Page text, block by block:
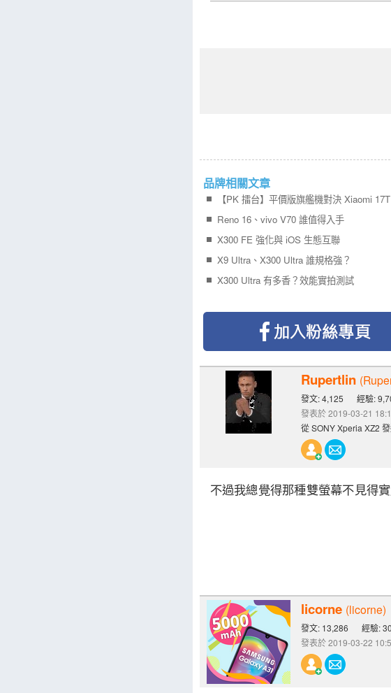
品牌相關文章
Reno 16、vivo V70 誰值得入手
X300 FE 強化與 iOS 生態互聯
X9 Ultra、X300 Ultra 誰規格強？
X300 Ultra 有多香？效能實拍測試
Rupertlin
發文: 4,125
經驗:
發表於 2019-03-21
從 SONY Xperia XZ2
不過我總覺得那種雙螢幕不見得
licorne (licorne)
發文: 13,286
經驗:
發表於 2019-03-22